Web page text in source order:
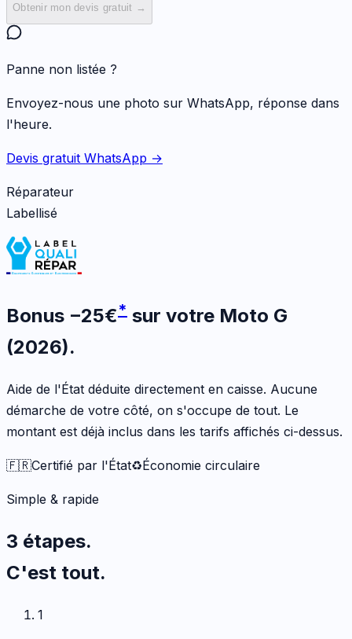
Obtenir mon devis gratuit →
Panne non listée ?
Envoyez-nous une photo sur WhatsApp, réponse dans
l'heure.
Devis gratuit WhatsApp →
Réparateur
Labellisé
Bonus −25€* sur votre Moto G
(2026).
Aide de l'État déduite directement en caisse. Aucune
démarche de votre côté, on s'occupe de tout. Le
montant est déjà inclus dans les tarifs affichés ci-dessus.
🇫🇷Certifié par l'État♻️Économie circulaire
Simple & rapide
3 étapes.
C'est tout.
1